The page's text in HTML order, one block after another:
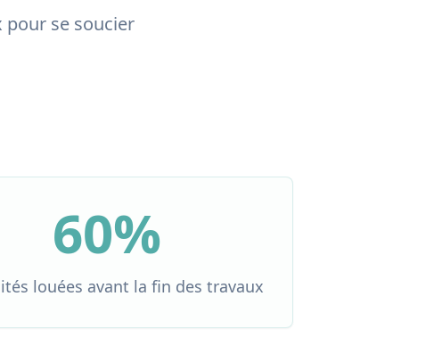
se soucier
60%
louées avant la fin des travaux